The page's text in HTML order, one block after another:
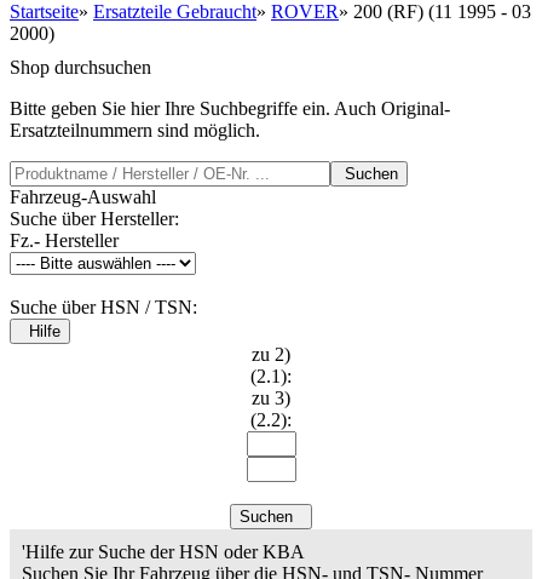
Startseite» Ersatzteile Gebraucht» ROVER» 200 (RF) (11 1995 - 03
2000)
Shop durchsuchen
Bitte geben Sie hier Ihre Suchbegriffe ein. Auch Original-
Ersatzteilnummern sind möglich.
Suchen
Fahrzeug-Auswahl
Suche über Hersteller:
Fz.- Hersteller
Suche über HSN / TSN:
Hilfe
zu 2)
(2.1):
zu 3)
(2.2):
Suchen
'Hilfe zur Suche der HSN oder KBA
Suchen Sie Ihr Fahrzeug über die HSN- und TSN- Nummer